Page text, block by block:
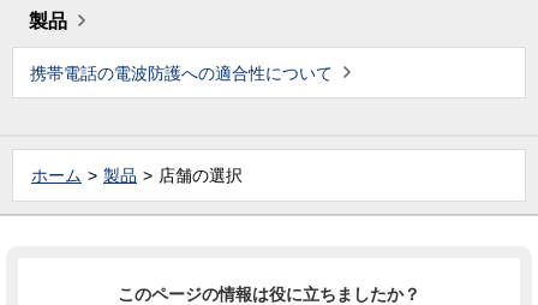
製品
携帯電話の電波防護への適合性について
ホーム 製品 店舗の選択
このページの情報は役に立ちましたか？